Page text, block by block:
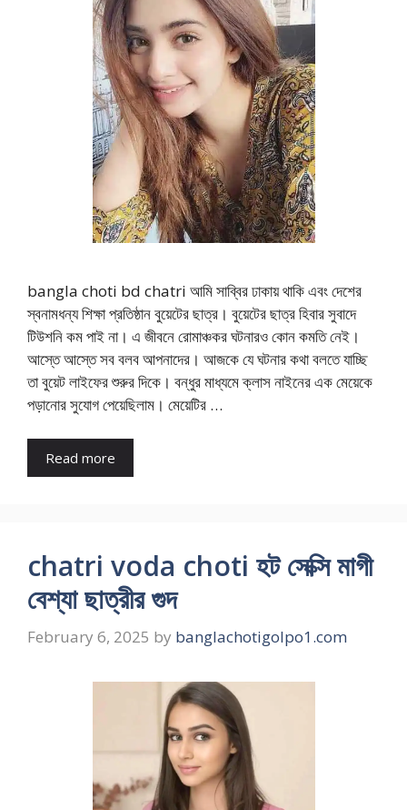
bangla choti bd chatri আমি সাব্বির ঢাকায় থাকি এবং দেশের
স্বনামধন্য শিক্ষা প্রতিষ্ঠান বুয়েটের ছাত্র। বুয়েটের ছাত্র হিবার সুবাদে
টিউশনি কম পাই না। এ জীবনে রোমাঞ্চকর ঘটনারও কোন কমতি নেই।
আস্তে আস্তে সব বলব আপনাদের। আজকে যে ঘটনার কথা বলতে যাচ্ছি
তা বুয়েট লাইফের শুরুর দিকে। বন্ধুর মাধ্যমে ক্লাস নাইনের এক মেয়েকে
পড়ানোর সুযোগ পেয়েছিলাম। মেয়েটির …
Read more
chatri voda choti হট সেক্সি মাগী
বেশ্যা ছাত্রীর গুদ
February 6, 2025 by banglachotigolpo1.com